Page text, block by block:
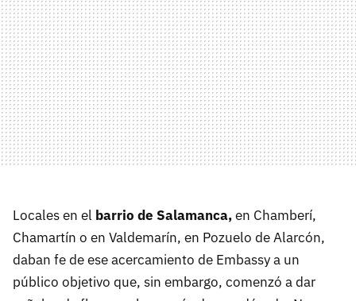
Locales en el barrio de Salamanca,en Chamberí,
Chamartín o en Valdemarín, en Pozuelo de Alarcón,
daban fe de ese acercamiento de Embassy a un
público objetivo que, sin embargo, comenzó a dar